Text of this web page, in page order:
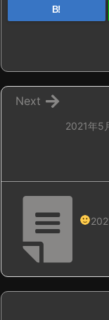
B!
2021年5
Next